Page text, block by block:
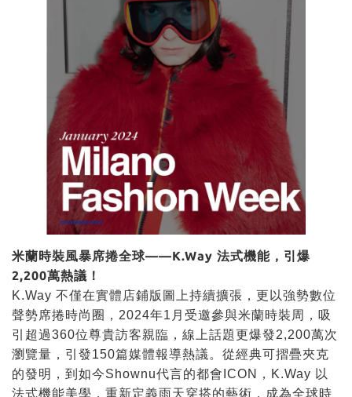
米蘭時裝風暴席捲全球——K.Way 法式機能，引爆
2,200萬熱議！
K.Way 不僅在實體店鋪版圖上持續擴張，更以強勢數位
聲勢席捲時尚圈，2024年1月受邀參與米蘭時裝周，吸
引超過360位尊貴訪客親臨，線上話題更爆發2,200萬次
瀏覽量，引發150篇媒體報導熱議。從經典可摺疊夾克
的發明，到如今Shownu代言的都會ICON，K.Way 以
法式機能美學，重新定義雨天穿搭的藝術，成為全球時